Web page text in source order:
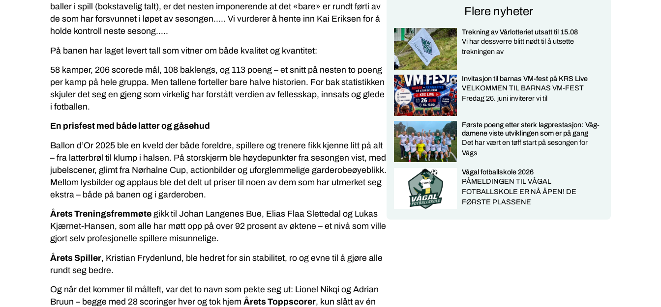
baller i spill (bokstavelig talt), er det nesten imponerende at det «bare» er rundt førti av
de som har forsvunnet i løpet av sesongen….. Vi vurderer å hente inn Kai Eriksen for å
holde kontroll neste sesong…..
På banen har laget levert tall som vitner om både kvalitet og kvantitet:
58 kamper, 206 scorede mål, 108 baklengs, og 113 poeng – et snitt på nesten to poeng
per kamp på hele gruppa. Men tallene forteller bare halve historien. For bak statistikken
skjuler det seg en gjeng som virkelig har forstått verdien av fellesskap, innsats og glede
i fotballen.
En prisfest med både latter og gåsehud
Ballon d’Or 2025 ble en kveld der både foreldre, spillere og trenere fikk kjenne litt på alt
– fra latterbrøl til klump i halsen. På storskjerm ble høydepunkter fra sesongen vist, med
jubelscener, glimt fra Nørhalne Cup, actionbilder og uforglemmelige garderobeøyeblikk.
Mellom lysbilder og applaus ble det delt ut priser til noen av dem som har utmerket seg
ekstra – både på banen og i garderoben.
Årets Treningsfremmøte gikk til Johan Langenes Bue, Elias Flaa Slettedal og Lukas
Kjærnet-Hansen, som alle har møtt opp på over 92 prosent av øktene – et nivå som ville
gjort selv profesjonelle spillere misunnelige.
Årets Spiller, Kristian Frydenlund, ble hedret for sin stabilitet, ro og evne til å gjøre alle
rundt seg bedre.
Og når det kommer til målteft, var det to navn som pekte seg ut: Lionel Nikqi og Adrian
Bruun – begge med 28 scoringer hver og tok hjem Årets Toppscorer, kun slått av én
Flere nyheter
Trekning av Vårlotteriet utsatt til 15.08
Vi har dessverre blitt nødt til å utsette
trekningen av
Invitasjon til barnas VM-fest på KRS Live
VELKOMMEN TIL BARNAS VM-FEST
Fredag 26. juni inviterer vi til
Første poeng etter sterk lagprestasjon: Våg-
damene viste utviklingen som er på gang
Det har vært en tøff start på sesongen for
Vågs
Vågal fotballskole 2026
PÅMELDINGEN TIL VÅGAL
FOTBALLSKOLE ER NÅ ÅPEN! DE
FØRSTE PLASSENE